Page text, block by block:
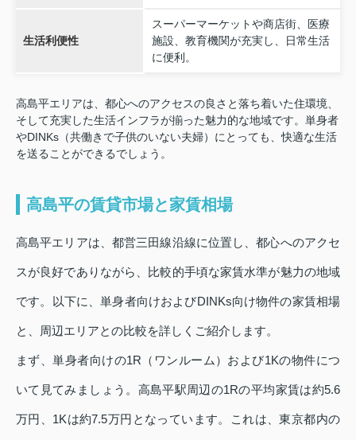
生活利便性
スーパーマーケットや商店街、医療
施設、教育機関が充実し、日常生活
に便利。
高島平エリアは、都心へのアクセスの良さと落ち着いた住環境、
そして充実した生活インフラが揃った魅力的な地域です。単身者
やDINKs（共働きで子供のいない夫婦）にとっても、快適な生活
を送ることができるでしょう。
高島平の賃貸市場と家賃相場
高島平エリアは、都営三田線沿線に位置し、都心へのアクセ
スが良好でありながら、比較的手頃な家賃水準が魅力の地域
です。以下に、単身者向けおよびDINKs向け物件の家賃相場
と、周辺エリアとの比較を詳しくご紹介します。
まず、単身者向けの1R（ワンルーム）および1Kの物件につ
いて見てみましょう。高島平駅周辺の1Rの平均家賃は約5.6
万円、1Kは約7.5万円となっています。これは、東京都内の